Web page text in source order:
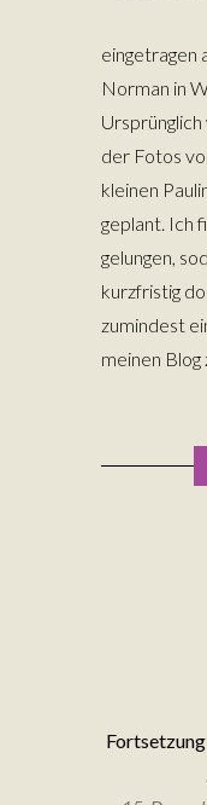
eingetragen
Norman in
der Fotos
kleinen
geplant. Ich
gelungen,
kurzfristig
zumindest
meinen Blog